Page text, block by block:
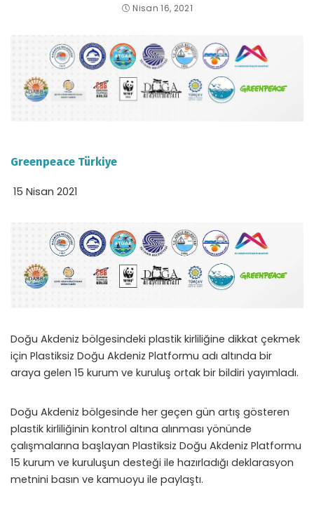
Nisan 16, 2021
Greenpeace Türkiye
15 Nisan 2021
Doğu Akdeniz bölgesindeki plastik kirliliğine dikkat çekmek
için Plastiksiz Doğu Akdeniz Platformu adı altında bir
araya gelen 15 kurum ve kuruluş ortak bir bildiri yayımladı.
Doğu Akdeniz bölgesinde her geçen gün artış gösteren
plastik kirliliğinin kontrol altına alınması yönünde
çalışmalarına başlayan Plastiksiz Doğu Akdeniz Platformu
15 kurum ve kuruluşun desteği ile hazırladığı deklarasyon
metnini basın ve kamuoyu ile paylaştı.